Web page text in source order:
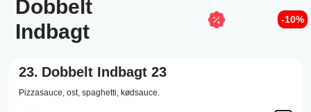
Dobbelt
Indbagt
-10%
23. Dobbelt Indbagt 23
Pizzasauce, ost, spaghetti, kødsauce.